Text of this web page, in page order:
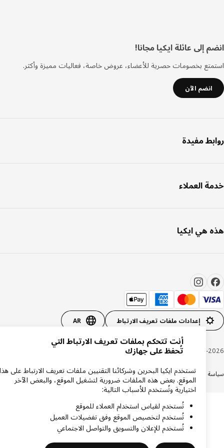
إلى عائلة ايكيا مجانا!
بخصومات حصرية للأعضاء، عروض خاصة، فعاليات مميزة وأكثر.
انضم الآن
مفيدة
العملاء
هي ايكيا
إعدادات ملفات تعريف الارتباط AR
Inter IKEA Systems B.V. 1999-
الخصوصيةسياسة الكوكيزالشروط والأحكام
أنت تتحكم بملفات تعريف الارتباط التي
تُحفظ على جهازك
تستخدم ايكيا البحرين وشركائنا التقنيين ملفات تعريف الارتباط على هذا
الموقع. بعض هذه الملفات ضرورية لتشغيل الموقع، والبعض الآخر
اختيارية وتُستخدم للأسباب التالية:
تُستخدم لقياس استخدام العملاء للموقع
تُستخدم لتخصيص الموقع وفق تفضيلات العميل
تُستخدم للإعلان والتسويق والتواصل الاجتماعي